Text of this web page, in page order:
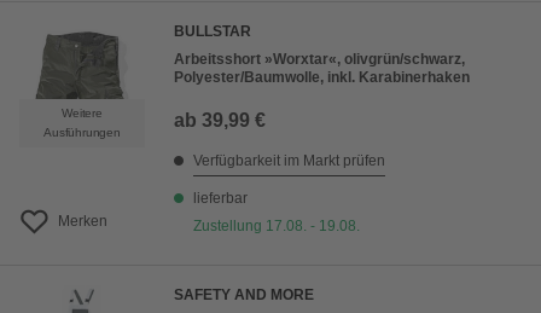
Weitere
Ausführungen
Merken
BULLSTAR
Arbeitsshort »Worxtar«, olivgrün/schwarz,
Polyester/Baumwolle, inkl. Karabinerhaken
ab 39,99 €
Verfügbarkeit im Markt prüfen
lieferbar
Zustellung 17.08. - 19.08.
SAFETY AND MORE